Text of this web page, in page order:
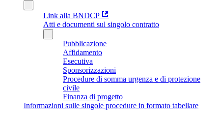
Link alla BNDCP
Atti e documenti sul singolo contratto
Pubblicazione
Affidamento
Esecutiva
Sponsorizzazioni
Procedure di somma urgenza e di protezione
civile
Finanza di progetto
Informazioni sulle singole procedure in formato tabellare